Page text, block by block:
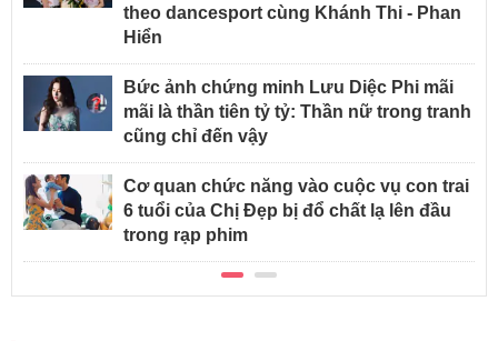
theo dancesport cùng Khánh Thi - Phan
Hiển
Bức ảnh chứng minh Lưu Diệc Phi mãi
mãi là thần tiên tỷ tỷ: Thần nữ trong tranh
cũng chỉ đến vậy
Cơ quan chức năng vào cuộc vụ con trai
6 tuổi của Chị Đẹp bị đổ chất lạ lên đầu
trong rạp phim